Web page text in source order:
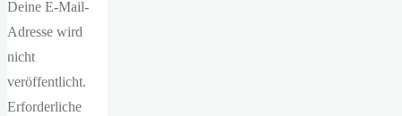
Deine E-Mail-
Adresse wird
nicht
veröffentlicht.
Erforderliche